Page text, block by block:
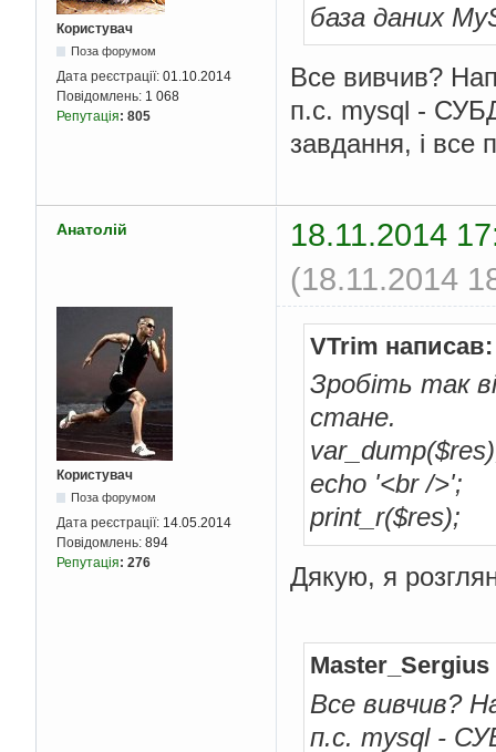
Користувач
Поза форумом
Дата реєстрації: 01.10.2014
Повідомлень: 1 068
Репутація: 805
база даних
Все вивчив?
п.с. mysql -
завдання, і все
Анатолій
18.11.2014
(18.11.2014
Користувач
Поза форумом
Дата реєстрації: 14.05.2014
Повідомлень: 894
Репутація: 276
VTrim написав:
Зробіть так
стане.
echo '<br />';
print_r($res);
Дякую, я
Все вивчив?
п.с. mysql -